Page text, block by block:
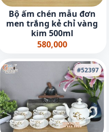
Bộ ấm chén mẫu đơn
men trắng kẻ chỉ vàng
kim 500ml
580,000
#52397